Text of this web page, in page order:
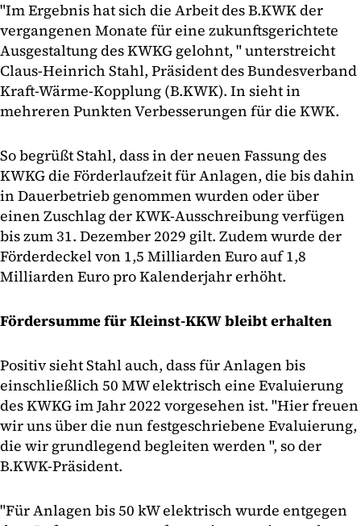
"Im Ergebnis hat sich die Arbeit des B.KWK der
vergangenen Monate für eine zukunftsgerichtete
Ausgestaltung des KWKG gelohnt, " unterstreicht
Claus-Heinrich Stahl, Präsident des Bundesverband
Kraft-Wärme-Kopplung (B.KWK). In sieht in
mehreren Punkten Verbesserungen für die KWK.
So begrüßt Stahl, dass in der neuen Fassung des
KWKG die Förderlaufzeit für Anlagen, die bis dahin
in Dauerbetrieb genommen wurden oder über
einen Zuschlag der KWK-Ausschreibung verfügen
bis zum 31. Dezember 2029 gilt. Zudem wurde der
Förderdeckel von 1,5 Milliarden Euro auf 1,8
Milliarden Euro pro Kalenderjahr erhöht.
Fördersumme für Kleinst-KKW bleibt erhalten
Positiv sieht Stahl auch, dass für Anlagen bis
einschließlich 50 MW elektrisch eine Evaluierung
des KWKG im Jahr 2022 vorgesehen ist. "Hier freuen
wir uns über die nun festgeschriebene Evaluierung,
die wir grundlegend begleiten werden ", so der
B.KWK-Präsident.
"Für Anlagen bis 50 kW elektrisch wurde entgegen